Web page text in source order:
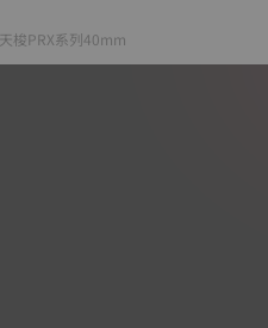
天梭PRX系列40mm